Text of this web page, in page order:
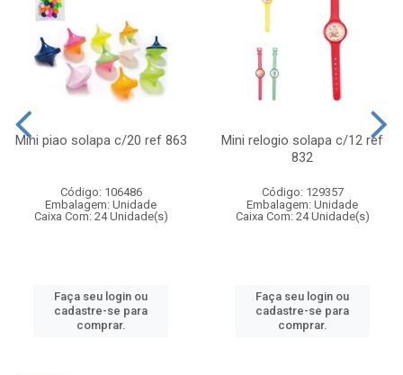
Mini piao solapa c/20 ref 863
Código: 106486
Embalagem: Unidade
Caixa Com: 24 Unidade(s)
Faça seu login ou
cadastre-se para
comprar.
Mini relogio solapa c/12 ref
832
Código: 129357
Embalagem: Unidade
Caixa Com: 24 Unidade(s)
Faça seu login ou
cadastre-se para
comprar.